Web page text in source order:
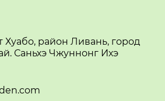
Хуабо, район Ливань, город
Саньхэ Чжуннонг Ихэ